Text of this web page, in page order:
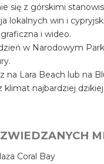
się z górskimi
lokalnych win i
i wideo.
w Narodowym
na Lara Beach lub na
klimat najbardziej
Coral Bay